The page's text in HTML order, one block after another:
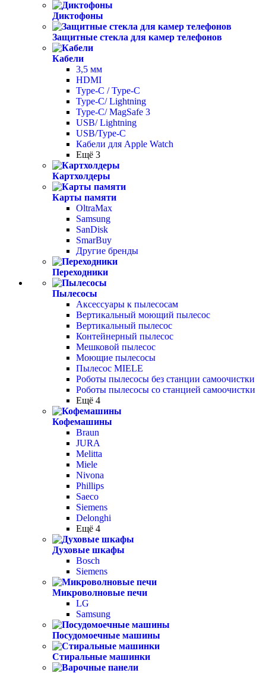
Диктофоны
Защитные стекла для камер телефонов
Кабели
3,5 мм
HDMI
Type-C / Type-C
Type-C/ Lightning
Type-C/ MagSafe 3
USB/ Lightning
USB/Type-C
Кабели для Apple Watch
Ещё 3
Картхолдеры
Карты памяти
OltraMax
Samsung
SanDisk
SmarBuy
Другие бренды
Переходники
Пылесосы
Аксессуары к пылесосам
Вертикальный моющий пылесос
Вертикальный пылесос
Контейнерный пылесос
Мешковой пылесос
Моющие пылесосы
Пылесос MIELE
Роботы пылесосы без станции самоочистки
Роботы пылесосы со станцией самоочистки
Ещё 4
Кофемашины
Braun
JURA
Melitta
Miele
Nivona
Phillips
Saeco
Siemens
Delonghi
Ещё 4
Духовые шкафы
Bosch
Siemens
Микроволновые печи
LG
Samsung
Посудомоечные машины
Стиральные машинки